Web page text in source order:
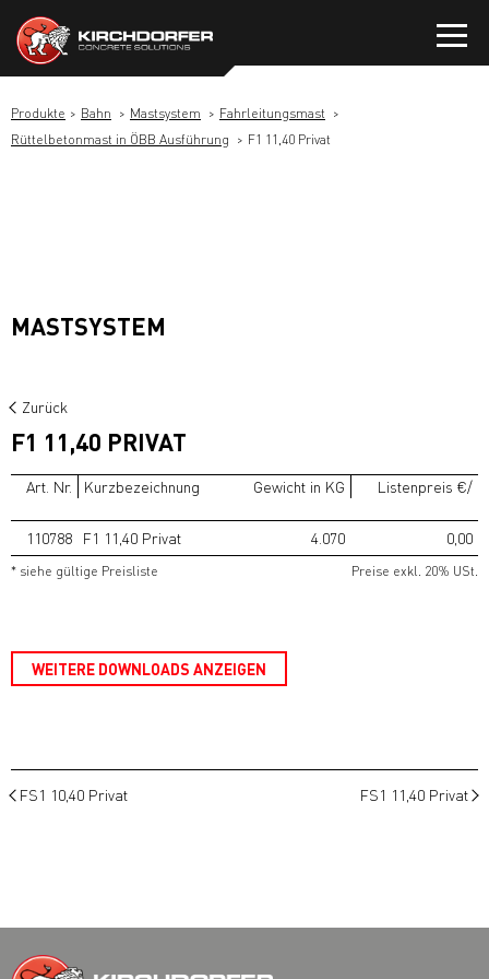
Inhalt
springen
Produkte Bahn Mastsystem
Fahrleitungsmast
Rüttelbetonmast in ÖBB Ausführung
F1 11,40 Privat
MASTSYSTEM
Zurück
F1 11,40 PRIVAT
Art. Nr. Kurzbezeichnung Gewicht in KG Listenpreis €/
110788 F1 11,40 Privat 4.070 0,00
* siehe gültige Preisliste Preise exkl. 20% USt.
WEITERE DOWNLOADS ANZEIGEN
FS1 10,40 Privat FS1 11,40 Privat